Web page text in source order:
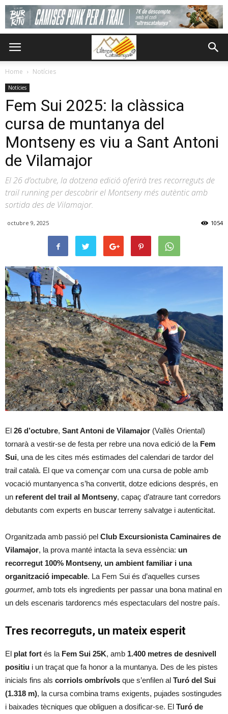
Home Notícies
Notícies
Fem Sui 2025: la clàssica
cursa de muntanya del
Montseny es viu a Sant Antoni
de Vilamajor
El 26 d’octubre, la dotzena edició oferirà tres recorreguts de
trail running per descobrir el Montseny més autèntic amb
sortida des de Vilamajor.
octubre 9, 2025 1054
El 26 d’octubre, Sant Antoni de Vilamajor (Vallès Oriental)
tornarà a vestir-se de festa per rebre una nova edició de la Fem
Sui, una de les cites més estimades del calendari de tardor del
trail català. El que va començar com una cursa de poble amb
vocació muntanyenca s’ha convertit, dotze edicions després, en
un referent del trail al Montseny, capaç d’atraure tant corredors
debutants com experts en buscar terreny salvatge i autenticitat.
Organitzada amb passió pel Club Excursionista Caminaires de
Vilamajor, la prova manté intacta la seva essència: un
recorregut 100% Montseny, un ambient familiar i una
organització impecable. La Fem Sui és d’aquelles curses
gourmet, amb tots els ingredients per passar una bona matinal en
un dels escenaris tardorencs més espectaculars del nostre país.
Tres recorreguts, un mateix esperit
El plat fort és la Fem Sui 25K, amb 1.400 metres de desnivell
positiu i un traçat que fa honor a la muntanya. Des de les pistes
inicials fins als corriols ombrívols que s’enfilen al Turó del Sui
(1.318 m), la cursa combina trams exigents, pujades sostingudes
i baixades tècniques que obliguen a dosificar-se. El Turó de